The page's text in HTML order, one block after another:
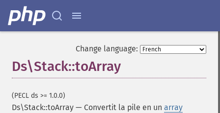
Change language:
Ds\Stack::toArray
(PECL ds >= 1.0.0)
Ds\Stack::toArray — Convertit la pile en un array